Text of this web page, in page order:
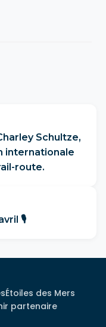
Schultze,
internationale
route.
🎙️
Étoiles des Mers
partenaire